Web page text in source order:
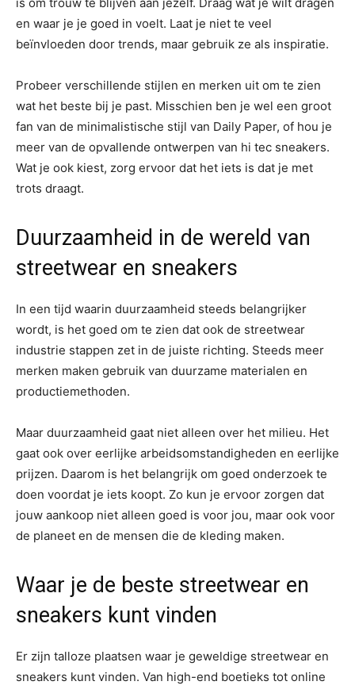
en waar je je goed in voelt. Laat je niet te veel
beïnvloeden door trends, maar gebruik ze als inspiratie.
Probeer verschillende stijlen en merken uit om te zien
wat het beste bij je past. Misschien ben je wel een groot
fan van de minimalistische stijl van Daily Paper, of hou je
meer van de opvallende ontwerpen van hi tec sneakers.
Wat je ook kiest, zorg ervoor dat het iets is dat je met
trots draagt.
Duurzaamheid in de wereld van
streetwear en sneakers
In een tijd waarin duurzaamheid steeds belangrijker
wordt, is het goed om te zien dat ook de streetwear
industrie stappen zet in de juiste richting. Steeds meer
merken maken gebruik van duurzame materialen en
productiemethoden.
Maar duurzaamheid gaat niet alleen over het milieu. Het
gaat ook over eerlijke arbeidsomstandigheden en eerlijke
prijzen. Daarom is het belangrijk om goed onderzoek te
doen voordat je iets koopt. Zo kun je ervoor zorgen dat
jouw aankoop niet alleen goed is voor jou, maar ook voor
de planeet en de mensen die de kleding maken.
Waar je de beste streetwear en
sneakers kunt vinden
Er zijn talloze plaatsen waar je geweldige streetwear en
sneakers kunt vinden. Van high-end boetieks tot online